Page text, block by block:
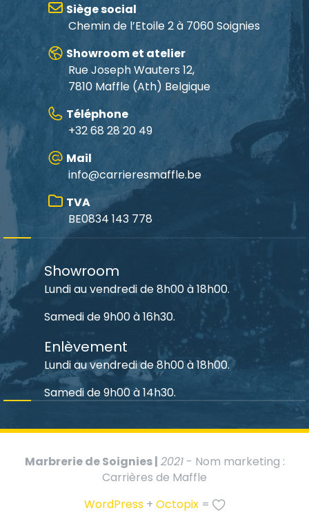
Siège social
Chemin de l’Etoile 2 à 7060 Soignies
Showroom et atelier
Rue Joseph Wauters 12,
7810 Maffle (Ath) Belgique
Téléphone
+32 68 28 20 49
Mail
info@carrieresmaffle.be
TVA
BE0834 143 778
Showroom
Lundi au vendredi de 8h00 à 18h00.
Samedi de 9h00 à 16h30.
Enlèvement
Lundi au vendredi de 8h00 à 18h00.
Samedi de 9h00 à 14h30.
Marbrerie de Soignies | 2021- Nom marketing :
Carrières de Maffle
WordPress+ Octopix=